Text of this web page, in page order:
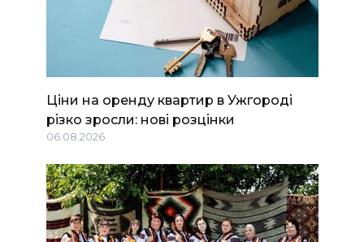
Ціни на оренду квартир в Ужгороді
різко зросли: нові розцінки
06.08.2026